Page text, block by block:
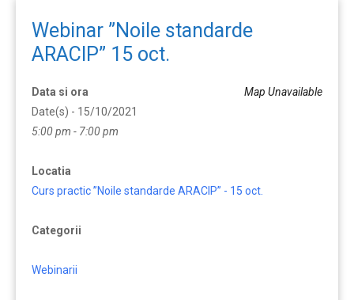
Webinar ”Noile standarde
ARACIP” 15 oct.
Map Unavailable
Data si ora
Date(s) - 15/10/2021
5:00 pm - 7:00 pm
Locatia
Curs practic ”Noile standarde ARACIP” - 15 oct.
Categorii
Webinarii